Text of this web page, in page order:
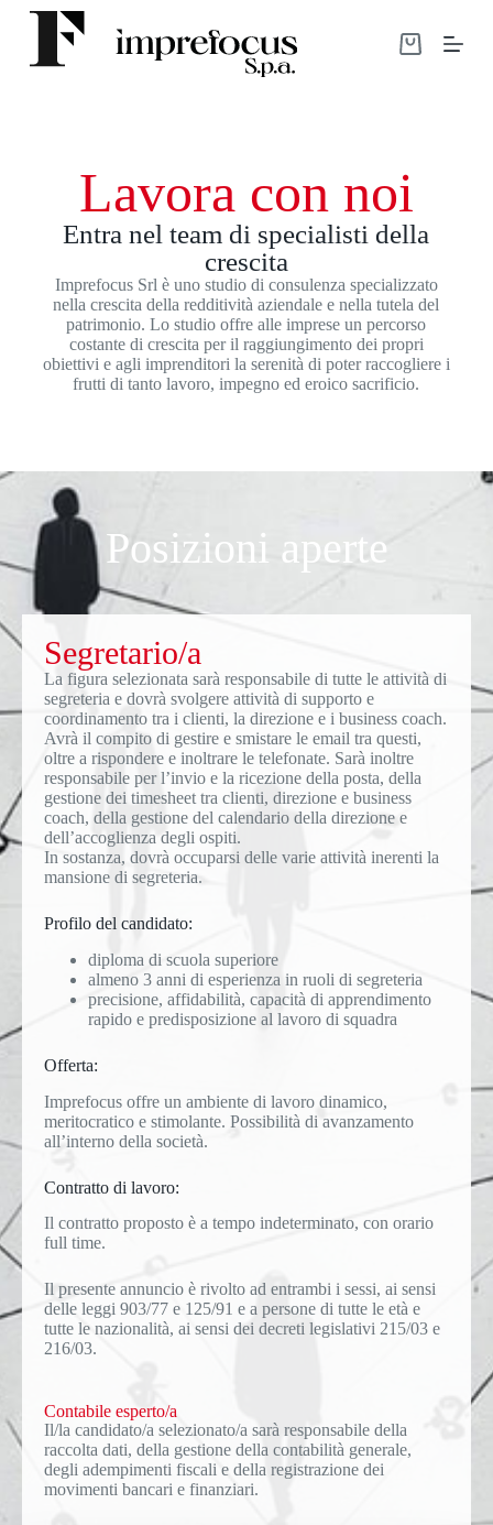
Lavora con noi
Entra nel team di specialisti della
crescita
Imprefocus Srl è uno studio di consulenza specializzato
nella crescita della redditività aziendale e nella tutela del
patrimonio. Lo studio offre alle imprese un percorso
costante di crescita per il raggiungimento dei propri
obiettivi e agli imprenditori la serenità di poter raccogliere i
frutti di tanto lavoro, impegno ed eroico sacrificio.
Posizioni aperte
Segretario/a
La figura selezionata sarà responsabile di tutte le attività di
segreteria e dovrà svolgere attività di supporto e
coordinamento tra i clienti, la direzione e i business coach.
Avrà il compito di gestire e smistare le email tra questi,
oltre a rispondere e inoltrare le telefonate. Sarà inoltre
responsabile per l’invio e la ricezione della posta, della
gestione dei timesheet tra clienti, direzione e business
coach, della gestione del calendario della direzione e
dell’accoglienza degli ospiti.
In sostanza, dovrà occuparsi delle varie attività inerenti la
mansione di segreteria.
Profilo del candidato:
diploma di scuola superiore
almeno 3 anni di esperienza in ruoli di segreteria
precisione, affidabilità, capacità di apprendimento
rapido e predisposizione al lavoro di squadra
Offerta:
Imprefocus offre un ambiente di lavoro dinamico,
meritocratico e stimolante. Possibilità di avanzamento
all’interno della società.
Contratto di lavoro:
Il contratto proposto è a tempo indeterminato, con orario
full time.
Il presente annuncio è rivolto ad entrambi i sessi, ai sensi
delle leggi 903/77 e 125/91 e a persone di tutte le età e
tutte le nazionalità, ai sensi dei decreti legislativi 215/03 e
216/03.
Contabile esperto/a
Il/la candidato/a selezionato/a sarà responsabile della
raccolta dati, della gestione della contabilità generale,
degli adempimenti fiscali e della registrazione dei
movimenti bancari e finanziari.